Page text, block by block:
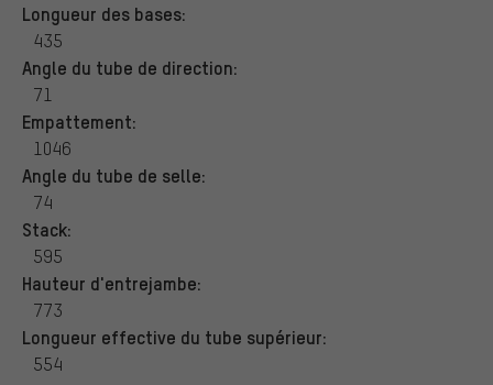
Longueur des bases:
435
Angle du tube de direction:
71
Empattement:
1046
Angle du tube de selle:
74
Stack:
595
Hauteur d'entrejambe:
773
Longueur effective du tube supérieur:
554